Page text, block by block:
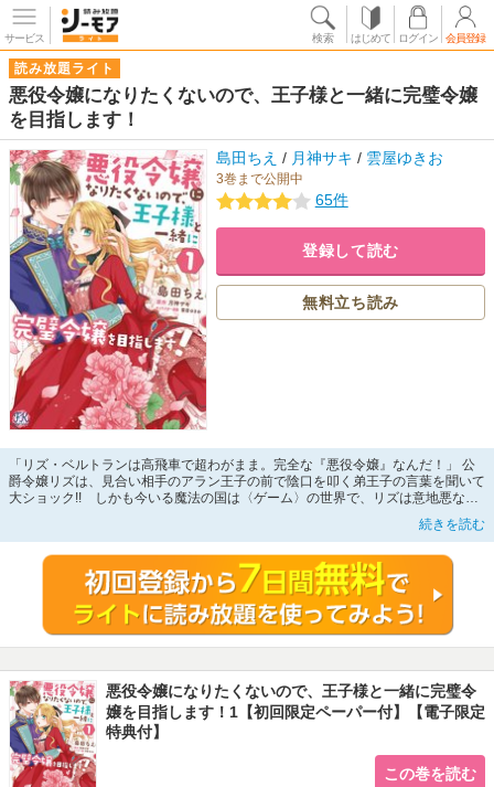
サービス 検索 はじめて ログイン 会員登録
読み放題ライト
悪役令嬢になりたくないので、王子様と一緒に完璧令嬢
を目指します！
島田ちえ / 月神サキ / 雲屋ゆきお
3巻まで公開中
65件
登録して読む
無料立ち読み
「リズ・ベルトランは高飛車で超わがまま。完全な『悪役令嬢』なんだ！」 公
爵令嬢リズは、見合い相手のアラン王子の前で陰口を叩く弟王子の言葉を聞いて
大ショック!! しかも今いる魔法の国は〈ゲーム〉の世界で、リズは意地悪な
〈キャラ設定〉のために最後はアランに婚約破棄されてしまうらしい。心折れま
くりのところをアランに見つかり、慰められて……。「悪役令嬢にならないよ
けることに!?
コミックシーモア『電子コミック大賞2020』ラノベ部門受賞作、ついにコミッ
続きを読む
悪役令嬢になりたくないので、王子様と一緒に完璧令
嬢を目指します！1【初回限定ペーパー付】【電子限定
特典付】
この巻を読む